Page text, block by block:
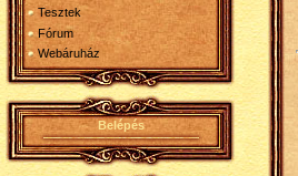
Tesztek
Fórum
Webáruház
Belépés